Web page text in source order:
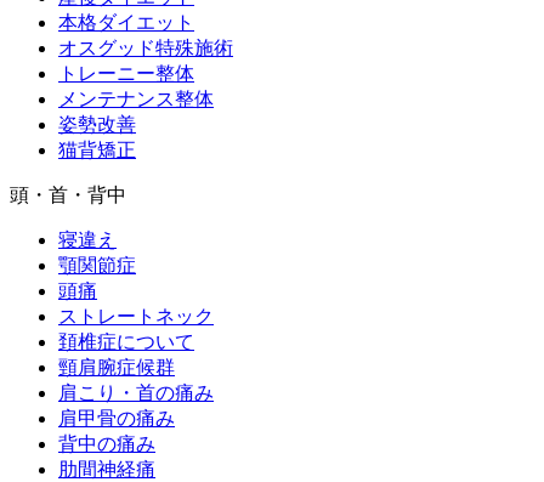
本格ダイエット
オスグッド特殊施術
トレーニー整体
メンテナンス整体
姿勢改善
猫背矯正
頭・首・背中
寝違え
顎関節症
頭痛
ストレートネック
頚椎症について
頸肩腕症候群
肩こり・首の痛み
肩甲骨の痛み
背中の痛み
肋間神経痛